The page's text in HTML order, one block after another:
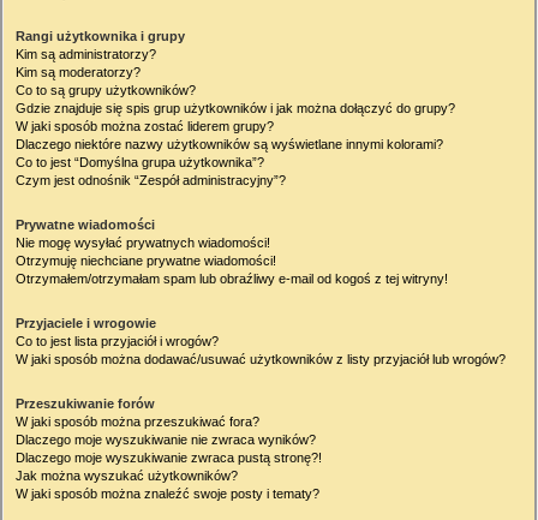
Rangi użytkownika i grupy
Kim są administratorzy?
Kim są moderatorzy?
Co to są grupy użytkowników?
Gdzie znajduje się spis grup użytkowników i jak można dołączyć do grupy?
W jaki sposób można zostać liderem grupy?
Dlaczego niektóre nazwy użytkowników są wyświetlane innymi kolorami?
Co to jest “Domyślna grupa użytkownika”?
Czym jest odnośnik “Zespół administracyjny”?
Prywatne wiadomości
Nie mogę wysyłać prywatnych wiadomości!
Otrzymuję niechciane prywatne wiadomości!
Otrzymałem/otrzymałam spam lub obraźliwy e-mail od kogoś z tej witryny!
Przyjaciele i wrogowie
Co to jest lista przyjaciół i wrogów?
W jaki sposób można dodawać/usuwać użytkowników z listy przyjaciół lub wrogów?
Przeszukiwanie forów
W jaki sposób można przeszukiwać fora?
Dlaczego moje wyszukiwanie nie zwraca wyników?
Dlaczego moje wyszukiwanie zwraca pustą stronę?!
Jak można wyszukać użytkowników?
W jaki sposób można znaleźć swoje posty i tematy?